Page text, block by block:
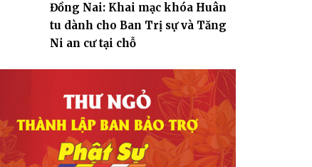
Đồng Nai: Khai mạc khóa Huân
tu dành cho Ban Trị sự và Tăng
Ni an cư tại chỗ